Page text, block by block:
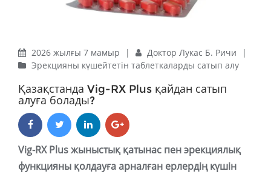
2026 жылғы 7 мамыр | Доктор Лукас Б. Ричи
|
Эрекцияны күшейтетін таблеткаларды сатып алу
Қазақстанда Vig-RX Plus қайдан сатып
алуға болады?
Vig-RX Plus жыныстық қатынас пен эрекциялық
функцияны қолдауға арналған ерлердің күшін